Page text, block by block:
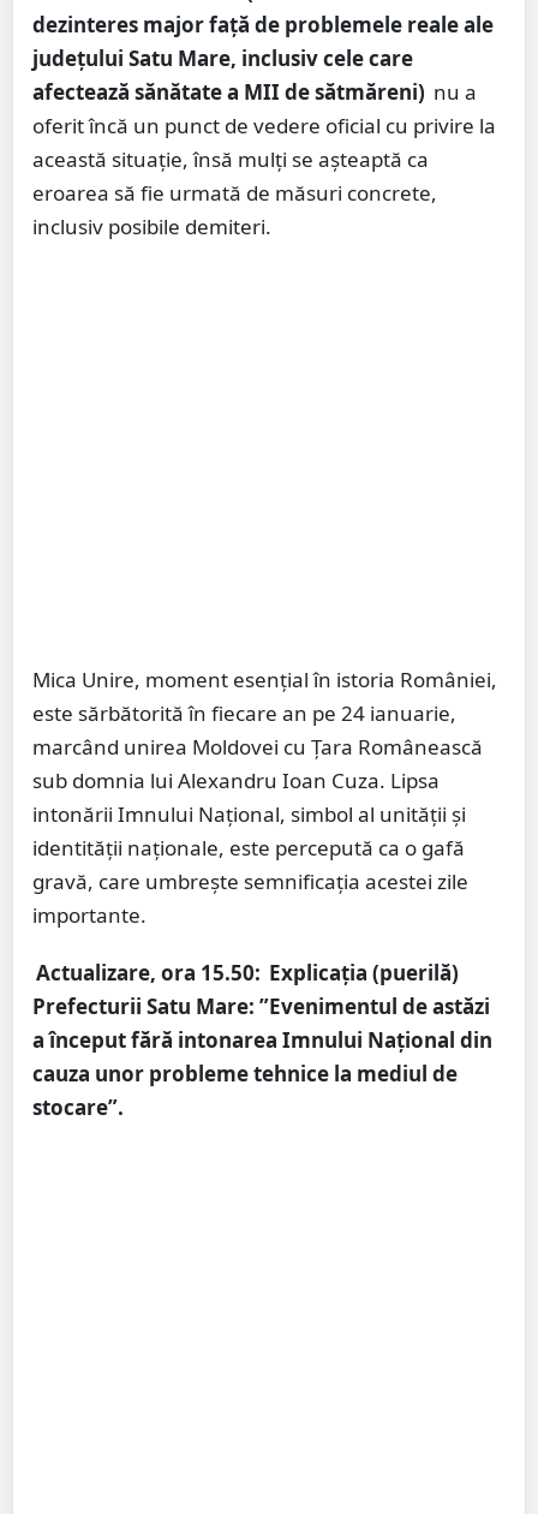
dezinteres major față de problemele reale ale
județului Satu Mare, inclusiv cele care
afectează sănătate a MII de sătmăreni) nu a
oferit încă un punct de vedere oficial cu privire la
această situație, însă mulți se așteaptă ca
eroarea să fie urmată de măsuri concrete,
inclusiv posibile demiteri.
Mica Unire, moment esențial în istoria României,
este sărbătorită în fiecare an pe 24 ianuarie,
marcând unirea Moldovei cu Țara Românească
sub domnia lui Alexandru Ioan Cuza. Lipsa
intonării Imnului Național, simbol al unității și
identității naționale, este percepută ca o gafă
gravă, care umbrește semnificația acestei zile
importante.
Actualizare, ora 15.50: Explicația (puerilă)
Prefecturii Satu Mare: ”Evenimentul de astăzi
a început fără intonarea Imnului Național din
cauza unor probleme tehnice la mediul de
stocare”.